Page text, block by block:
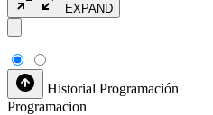
EXPAND
Historial Programación
Programacion